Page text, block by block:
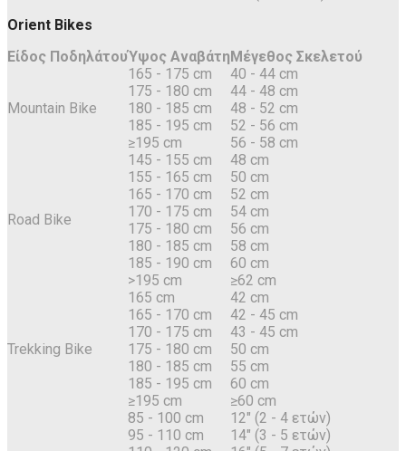
Orient Bikes
Είδος ΠοδηλάτουΎψος ΑναβάτηΜέγεθος Σκελετού
Mountain Bike
165 - 175 cm
175 - 180 cm
180 - 185 cm
185 - 195 cm
≥195 cm
40 - 44 cm
44 - 48 cm
48 - 52 cm
52 - 56 cm
56 - 58 cm
Road Bike
145 - 155 cm
155 - 165 cm
165 - 170 cm
170 - 175 cm
175 - 180 cm
180 - 185 cm
185 - 190 cm
>195 cm
48 cm
50 cm
52 cm
54 cm
56 cm
58 cm
60 cm
≥62 cm
Trekking Bike
165 cm
165 - 170 cm
170 - 175 cm
175 - 180 cm
180 - 185 cm
185 - 195 cm
≥195 cm
42 cm
42 - 45 cm
43 - 45 cm
50 cm
55 cm
60 cm
≥60 cm
85 - 100 cm
95 - 110 cm
12" (2 - 4 ετών)
14" (3 - 5 ετών)